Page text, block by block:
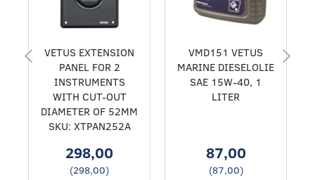
VETUS EXTENSION
PANEL FOR 2
INSTRUMENTS
WITH CUT-OUT
DIAMETER OF 52MM
SKU: XTPAN252A
298,00
(298,00)
VMD151 VETUS
MARINE DIESELOLIE
SAE 15W-40, 1
LITER
87,00
(87,00)